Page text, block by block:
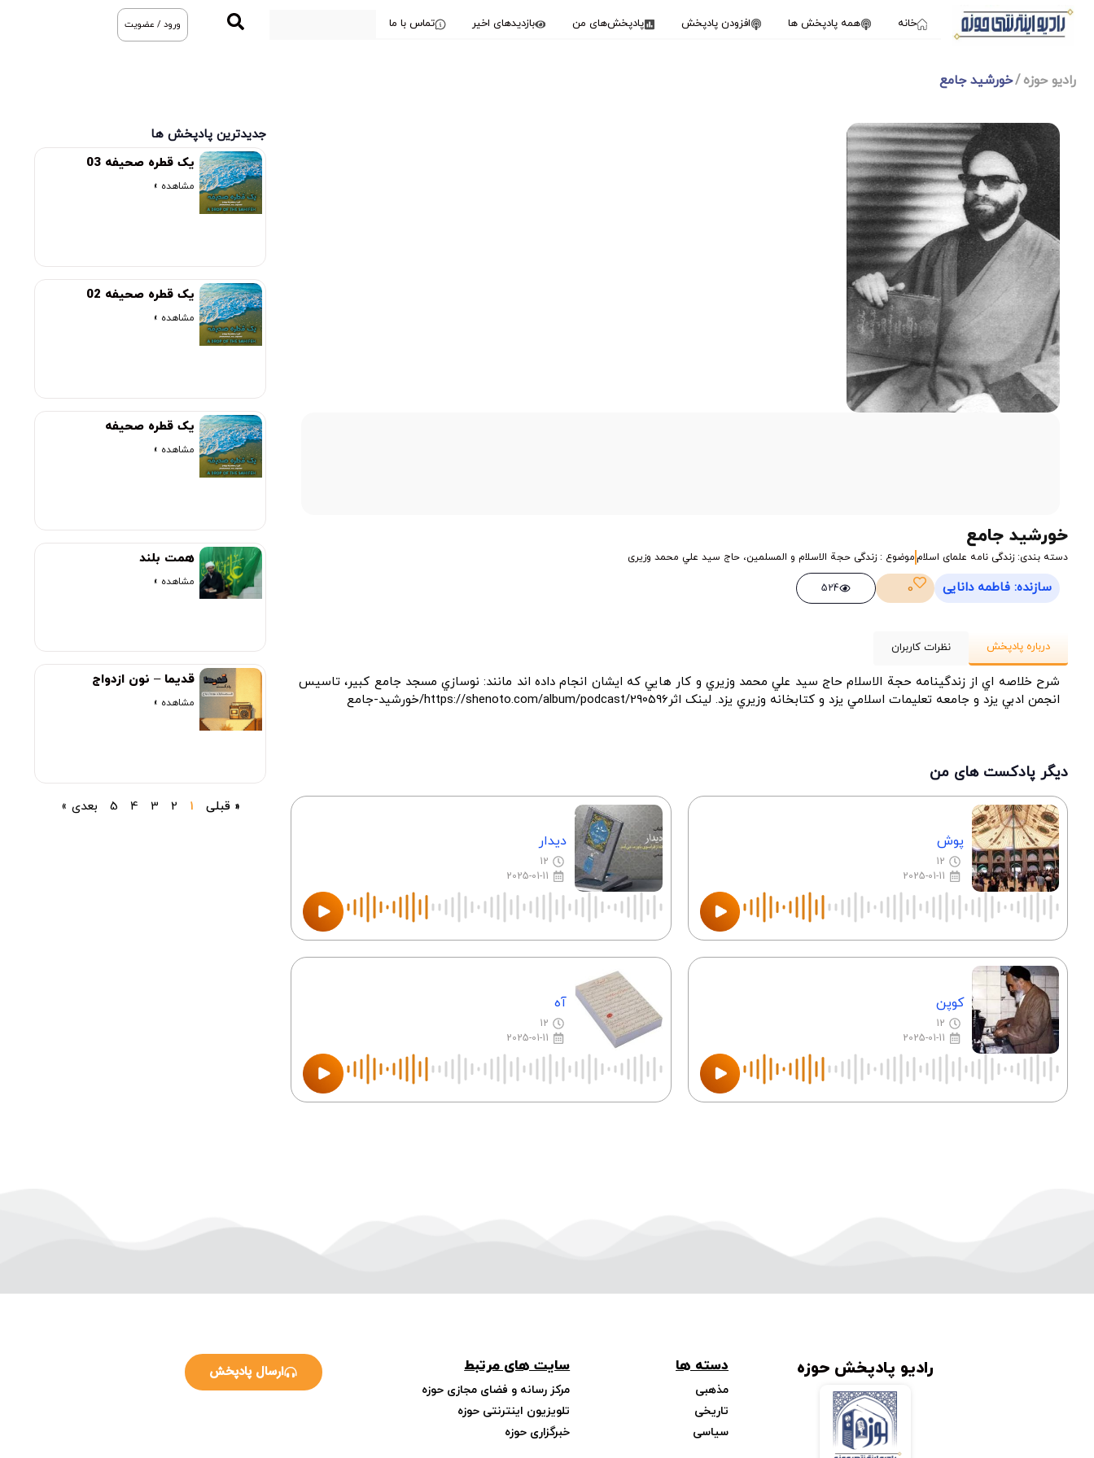
خانه همه پادپخش ها افزودن پادپخش پادپخش‌های من بازدیدهای اخیر تماس با ما ورود / عضویت
رادیو حوزه خورشید جامع
1X
خورشید جامع
دسته بندی: زندگی نامه علمای اسلامموضوع : زندگی حجة الاسلام و المسلمين، حاج سيد علي محمد وزیری
سازنده: فاطمه دانایی 0
524
درباره پادپخش نظرات کاربران
شرح خلاصه اي از زندگينامه حجة الاسلام حاج سيد علي محمد وزيري و كار هايي كه ايشان انجام داده اند مانند: نوسازي مسجد جامع كبير، تاسيس
انجمن ادبي يزد و جامعه تعليمات اسلامي يزد و كتابخانه وزيري يزد. لینک اثرhttps://shenoto.com/album/podcast/290596/خورشید-جامع
دیگر پادکست های من
پوش
12
2025-01-11
دیدار
12
2025-01-11
کوپن
12
2025-01-11
آه
12
2025-01-11
جدیدترین پادپخش ها
یک قطره صحیفه 03
مشاهده »
یک قطره صحیفه 02
مشاهده »
یک قطره صحیفه
مشاهده »
همت بلند
مشاهده »
قدیما – نون ازدواج
مشاهده »
« قبلی 1
2
3
4
5 بعدی »
رادیو پادپخش حوزه دسته ها
مذهبی
تاریخی
سیاسی
سایت های مرتبط
مرکز رسانه و فضای مجازی حوزه
تلویزیون اینترنتی حوزه
خبرگزاری حوزه
ارسال پادپخش